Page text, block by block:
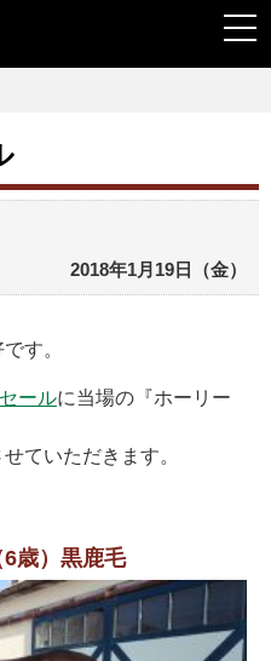
2018年1月19日（金）
す。
ールに当場の『ホーリー
ていただきます。
6歳）黒鹿毛